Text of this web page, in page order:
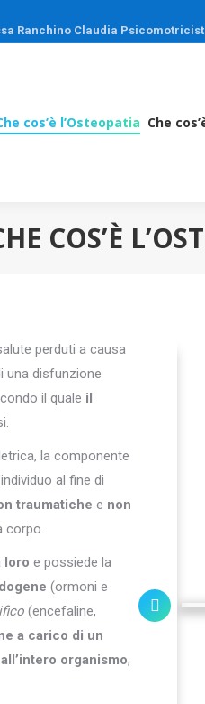
Ranchino Claudia
cos’è l’Osteopatia Che
COS’È
perduti a causa
una disfunzione
il quale il
la componente
al fine di
traumatiche e non
corpo.
loro e possiede la
(ormoni e
(encefaline,
a carico di un
organismo,
Che cos’è l’Osteopatia